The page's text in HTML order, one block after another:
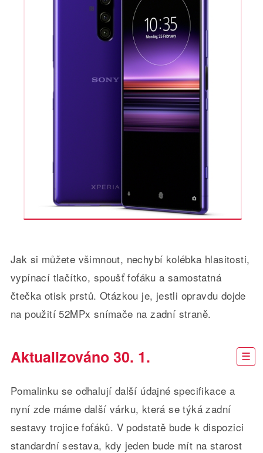
Jak si můžete všimnout, nechybí kolébka hlasitosti,
vypínací tlačítko, spoušť foťáku a samostatná
čtečka otisk prstů. Otázkou je, jestli opravdu dojde
na použití 52MPx snímače na zadní straně.
Aktualizováno 30. 1.
Pomalinku se odhalují další údajné specifikace a
nyní zde máme další várku, která se týká zadní
sestavy trojice foťáků. V podstatě bude k dispozici
standardní sestava, kdy jeden bude mít na starost